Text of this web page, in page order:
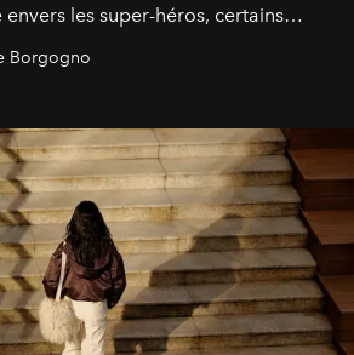
les super-héros, certains
de susciter une ferveur intacte.
Borgogno